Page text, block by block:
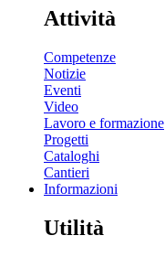
Attività
Competenze
Notizie
Eventi
Video
Lavoro e formazione
Progetti
Cataloghi
Cantieri
Informazioni
Utilità